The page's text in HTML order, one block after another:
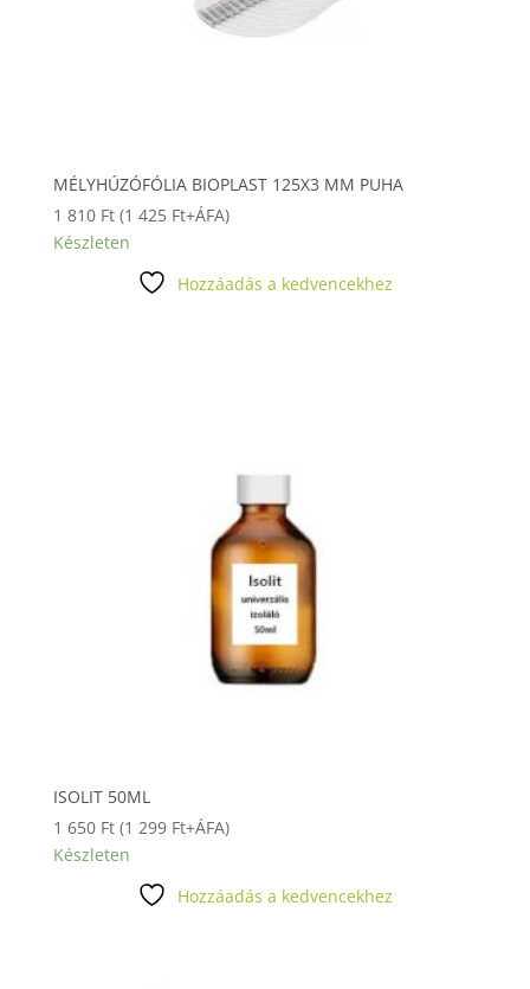
MÉLYHÚZÓFÓLIA BIOPLAST 125X3 MM PUHA
1 810 Ft (1 425 Ft+ÁFA)
Készleten
Hozzáadás a kedvencekhez
ISOLIT 50ML
1 650 Ft (1 299 Ft+ÁFA)
Készleten
Hozzáadás a kedvencekhez